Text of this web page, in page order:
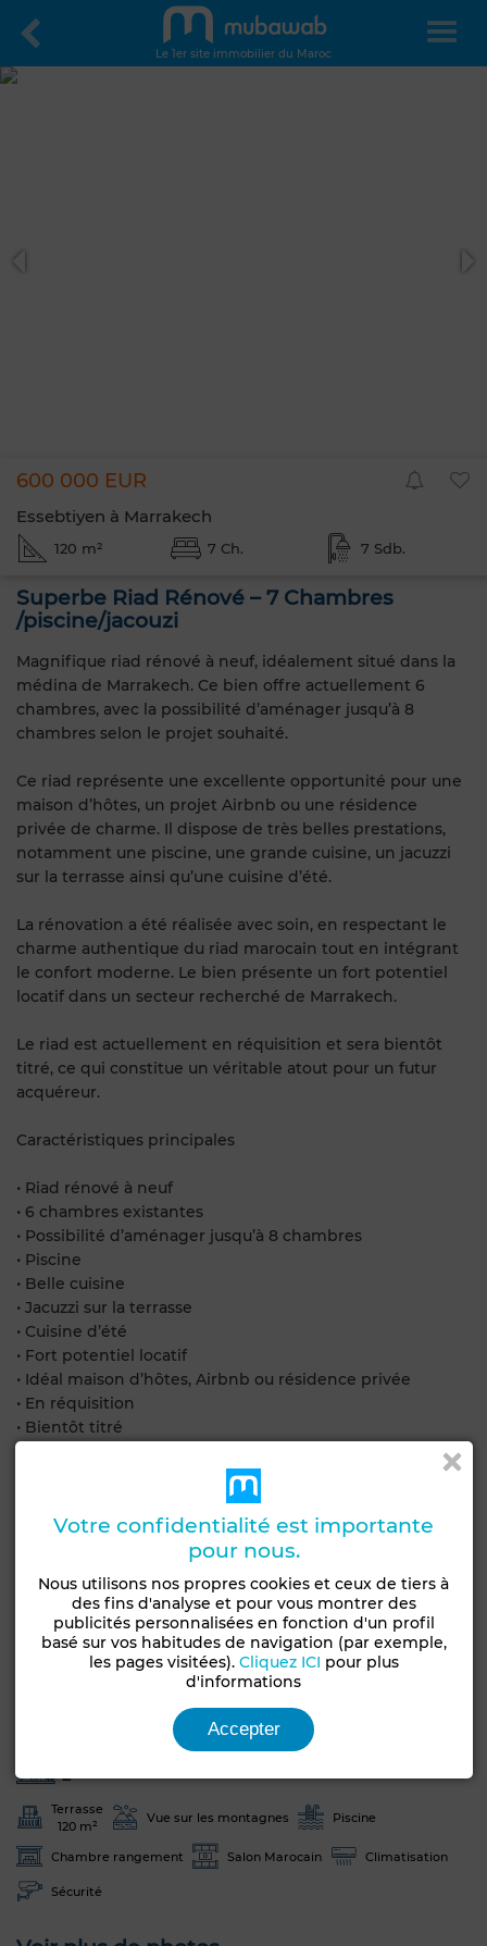
Le 1er site immobilier du Maroc
600 000 EUR
Essebtiyen à Marrakech
120 m² 7 Ch. 7 Sdb.
Superbe Riad Rénové – 7 Chambres
/piscine/jacouzi
Magnifique riad rénové à neuf, idéalement situé dans la
médina de Marrakech. Ce bien offre actuellement 6
chambres, avec la possibilité d’aménager jusqu’à 8
chambres selon le projet souhaité.
Ce riad représente une excellente opportunité pour une
maison d’hôtes, un projet Airbnb ou une résidence
privée de charme. Il dispose de très belles prestations,
notamment une piscine, une grande cuisine, un jacuzzi
sur la terrasse ainsi qu’une cuisine d’été.
La rénovation a été réalisée avec soin, en respectant le
charme authentique du riad marocain tout en intégrant
le confort moderne. Le bien présente un fort potentiel
locatif dans un secteur recherché de Marrakech.
Le riad est actuellement en réquisition et sera bientôt
titré, ce qui constitue un véritable atout pour un futur
acquéreur.
Caractéristiques principales
• Riad rénové à neuf
• 6 chambres existantes
• Possibilité d’aménager jusqu’à 8 chambres
• Piscine
• Belle cuisine
• Jacuzzi sur la terrasse
• Cuisine d’été
• Fort potentiel locatif
• Idéal maison d’hôtes, Airbnb ou résidence privée
• En réquisition
• Bientôt titré
Pour plus d’informations ou pour organiser une visite,
Caractéristiques générales
Type de bien
Riad
Etat
Jamais habité /
rénové
Orientation
Ouest
2
Terrasse
120 m²
Vue sur les montagnes Piscine
Chambre rangement Salon Marocain Climatisation
Sécurité
Votre confidentialité est importante
pour nous.
Nous utilisons nos propres cookies et ceux de tiers à
des fins d'analyse et pour vous montrer des
publicités personnalisées en fonction d'un profil
basé sur vos habitudes de navigation (par exemple,
les pages visitées). Cliquez ICI pour plus
d'informations
Accepter